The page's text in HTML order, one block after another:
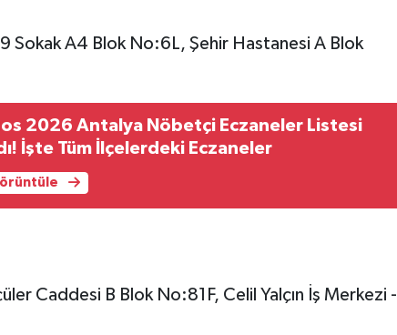
Sokak A4 Blok No:6L, Şehir Hastanesi A Blok
2026 Antalya Nöbetçi Eczaneler Listesi
İşte Tüm İlçelerdeki Eczaneler
Caddesi B Blok No:81F, Celil Yalçın İş Merkezi -